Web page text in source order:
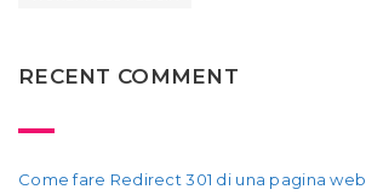
RECENT COMMENT
Come fare Redirect 301 di una pagina web